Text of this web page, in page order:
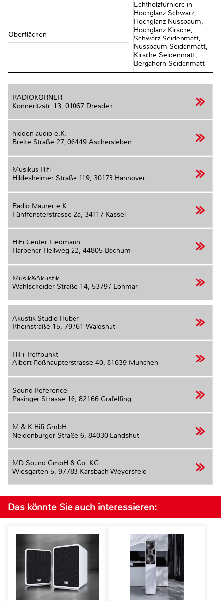
Oberflächen
Echtholzfurniere in
Hochglanz Schwarz,
Hochglanz Nussbaum,
Hochglanz Kirsche,
Schwarz Seidenmatt,
Nussbaum Seidenmatt,
Kirsche Seidenmatt,
Bergahorn Seidenmatt
RADIOKÖRNER
Könneritzstr. 13, 01067 Dresden
hidden audio e.K.
Breite Straße 27, 06449 Aschersleben
Musikus Hifi
Hildesheimer Straße 119, 30173 Hannover
Radio Maurer e.K.
Fünffensterstrasse 2a, 34117 Kassel
HiFi Center Liedmann
Harpener Hellweg 22, 44805 Bochum
Musik&Akustik
Wahlscheider Straße 14, 53797 Lohmar
Akustik Studio Huber
Rheinstraße 15, 79761 Waldshut
HiFi Treffpunkt
Albert-Roßhaupterstrasse 40, 81639 München
Sound Reference
Pasinger Strasse 16, 82166 Gräfelfing
M & K Hifi GmbH
Neidenburger Straße 6, 84030 Landshut
MD Sound GmbH & Co. KG
Wiesgarten 5, 97783 Karsbach-Weyersfeld
Das könnte Sie auch interessieren: